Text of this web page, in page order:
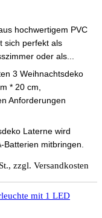
hochwertigem PVC
sich perfekt als
oder als...
3 Weihnachtsdeko
* 20 cm,
Anforderungen
Laterne wird
mitbringen.
zzgl. Versandkosten